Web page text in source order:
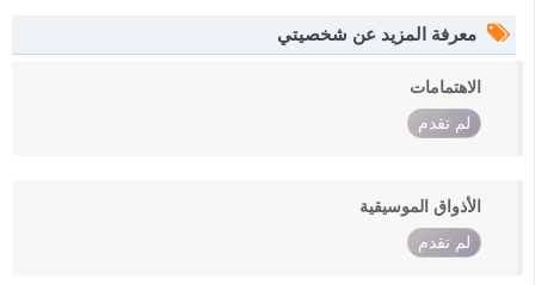
معرفة المزيد عن شخصيتي
الاهتمامات
لم تقدم
الأذواق الموسيقية
لم تقدم